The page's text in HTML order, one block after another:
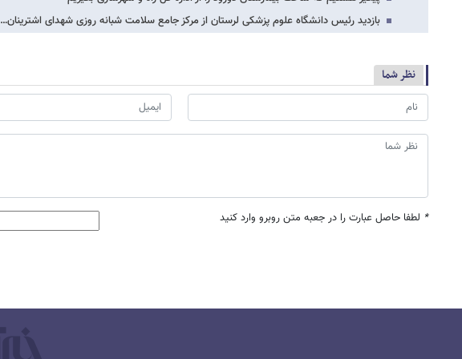
بازدید رئیس دانشگاه علوم پزشکی لرستان از مرکز جامع سلامت شبانه روزی شهدای اشترینان…
نظر شما
* لطفا حاصل عبارت را در جعبه متن روبرو وارد کنید